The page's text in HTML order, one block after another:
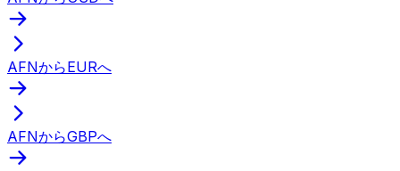
AFNからEURへ
AFNからGBPへ